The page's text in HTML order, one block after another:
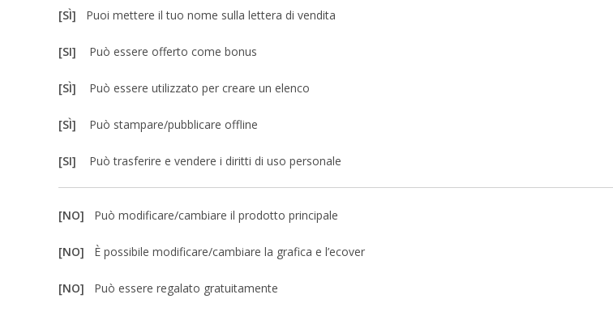
[SÌ] Puoi mettere il tuo nome sulla lettera di vendita
[SI] Può essere offerto come bonus
[SÌ] Può essere utilizzato per creare un elenco
[SÌ] Può stampare/pubblicare offline
[SI] Può trasferire e vendere i diritti di uso personale
[NO] Può modificare/cambiare il prodotto principale
[NO] È possibile modificare/cambiare la grafica e l’ecover
[NO] Può essere regalato gratuitamente